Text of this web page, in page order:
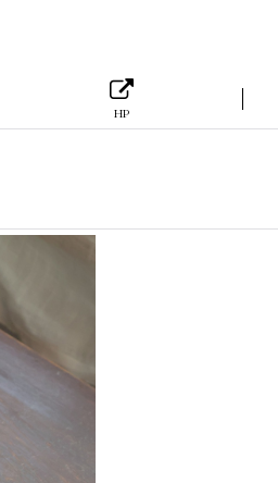
HP